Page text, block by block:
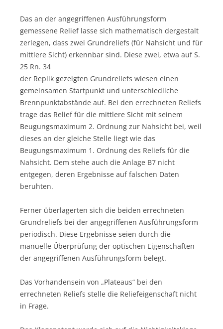
Das an der angegriffenen Ausführungsform
gemessene Relief lasse sich mathematisch dergestalt
zerlegen, dass zwei Grundreliefs (für Nahsicht und für
mittlere Sicht) erkennbar sind. Diese zwei, etwa auf S.
25 Rn. 34
der Replik gezeigten Grundreliefs wiesen einen
gemeinsamen Startpunkt und unterschiedliche
Brennpunktabstände auf. Bei den errechneten Reliefs
trage das Relief für die mittlere Sicht mit seinem
Beugungsmaximum 2. Ordnung zur Nahsicht bei, weil
dieses an der gleiche Stelle liegt wie das
Beugungsmaximum 1. Ordnung des Reliefs für die
Nahsicht. Dem stehe auch die Anlage B7 nicht
entgegen, deren Ergebnisse auf falschen Daten
beruhten.
Ferner überlagerten sich die beiden errechneten
Grundreliefs bei der angegriffenen Ausführungsform
periodisch. Diese Ergebnisse seien durch die
manuelle Überprüfung der optischen Eigenschaften
der angegriffenen Ausführungsform belegt.
Das Vorhandensein von „Plateaus“ bei den
errechneten Reliefs stelle die Reliefeigenschaft nicht
in Frage.